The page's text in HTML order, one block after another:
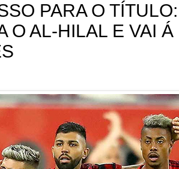
PARA O
O AL-HILAL E VAI